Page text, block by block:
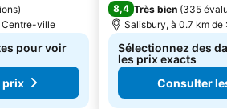
)
Centre-ville
pour voir
prix
8,4 Très bien (335
Salisbury, à 0.7 km
Sélectionnez des
les prix exacts
Consulter